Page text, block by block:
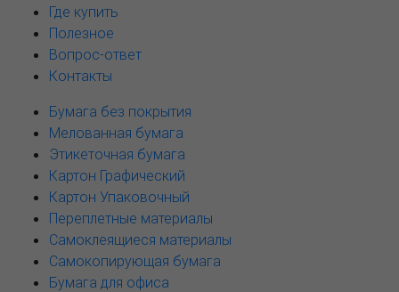
Где купить
Полезное
Вопрос-ответ
Контакты
Бумага без покрытия
Мелованная бумага
Этикеточная бумага
Картон Графический
Картон Упаковочный
Переплетные материалы
Самоклеящиеся материалы
Самокопирующая бумага
Бумага для офиса